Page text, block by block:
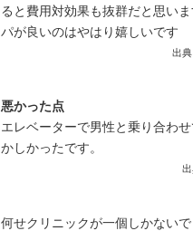
ると費用対効果も抜群だと思い
パが良いのはやはり嬉しいです
出典
悪かった点
エレベーターで男性と乗り合わ
かしかったです。
出
何せクリニックが一個しかない